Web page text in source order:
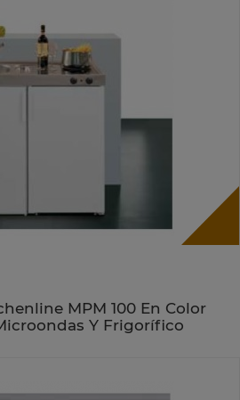
MPM 100 En Color
Y Frigorífico